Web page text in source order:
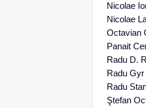
Nicolae
Nicolae
Octavian
Panait
Radu D.
Radu Gyr
Radu
Ştefan